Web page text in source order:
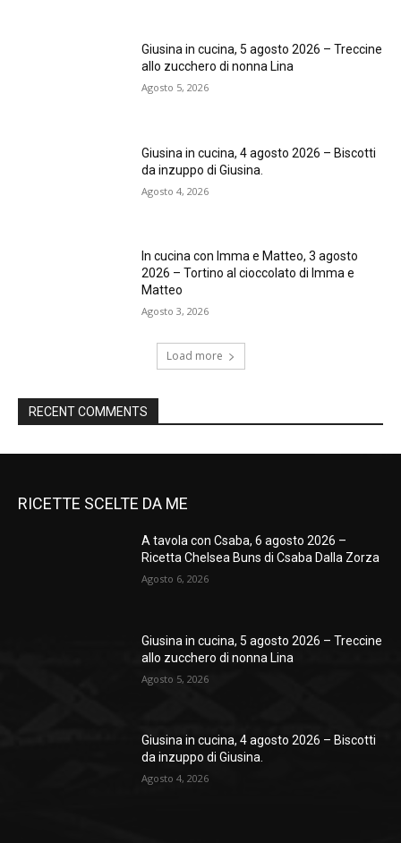
Giusina in cucina, 5 agosto 2026 – Treccine
allo zucchero di nonna Lina
Agosto 5, 2026
Giusina in cucina, 4 agosto 2026 – Biscotti
da inzuppo di Giusina.
Agosto 4, 2026
In cucina con Imma e Matteo, 3 agosto
2026 – Tortino al cioccolato di Imma e
Matteo
Agosto 3, 2026
Load more
RECENT COMMENTS
RICETTE SCELTE DA ME
A tavola con Csaba, 6 agosto 2026 –
Ricetta Chelsea Buns di Csaba Dalla Zorza
Agosto 6, 2026
Giusina in cucina, 5 agosto 2026 – Treccine
allo zucchero di nonna Lina
Agosto 5, 2026
Giusina in cucina, 4 agosto 2026 – Biscotti
da inzuppo di Giusina.
Agosto 4, 2026